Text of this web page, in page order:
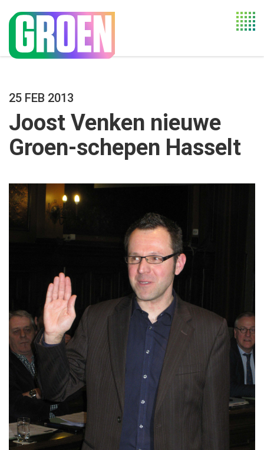
25 FEB 2013
Joost Venken nieuwe
Groen-schepen Hasselt